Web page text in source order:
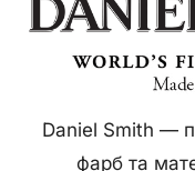
Daniel Smith —
фарб та